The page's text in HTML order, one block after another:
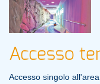
Accesso
Accesso singolo